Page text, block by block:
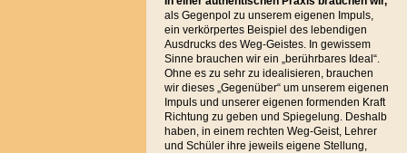
als Gegenpol zu unserem eigenen Impuls,
ein verkörpertes Beispiel des lebendigen
Ausdrucks des Weg-Geistes. In gewissem
Sinne brauchen wir ein „berührbares Ideal“.
Ohne es zu sehr zu idealisieren, brauchen
wir dieses „Gegenüber“ um unserem eigenen
Impuls und unserer eigenen formenden Kraft
Richtung zu geben und Spiegelung. Deshalb
haben, in einem rechten Weg-Geist, Lehrer
und Schüler ihre jeweils eigene Stellung,